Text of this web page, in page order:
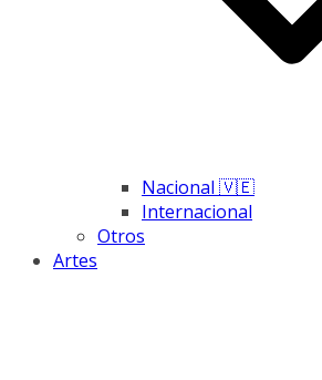
Nacional 🇻🇪
Internacional
Otros
Artes